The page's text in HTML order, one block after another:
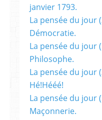
janvier 1793.
La pensée du jour
Démocratie.
La pensée du jour
Philosophe.
La pensée du jour
Hé!Hééé!
La pensée du jour
Maçonnerie.